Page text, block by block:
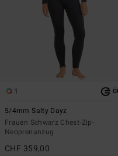
1
5/4mm Salty Dayz
Frauen Schwarz Chest-Zip-
Neoprenanzug
CHF 359,00